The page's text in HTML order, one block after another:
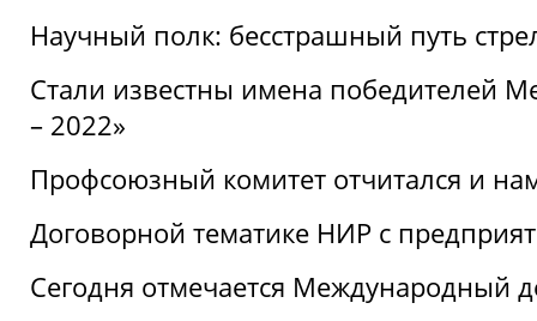
Научный полк: бесстрашный путь
Стали известны имена победителей
– 2022»
Профсоюзный комитет отчитался и
Договорной тематике НИР с
Сегодня отмечается Международный